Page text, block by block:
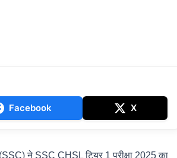
Facebook X
ने SSC CHSL टियर 1 परीक्षा 2025 का